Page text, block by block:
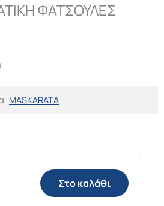
ΦΑΤΣΟΥΛΕΣ
MASKARATA
Στο καλάθι